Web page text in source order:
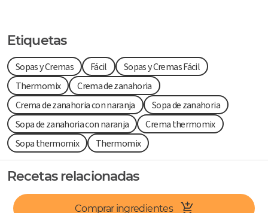
Etiquetas
Sopas y Cremas Fácil
Sopas y Cremas Fácil
Thermomix
Crema de zanahoria
Crema de zanahoria con naranja
Sopa de zanahoria
Sopa de zanahoria con naranja
Crema thermomix
Sopa thermomix
Thermomix
Recetas relacionadas
Comprar ingredientes